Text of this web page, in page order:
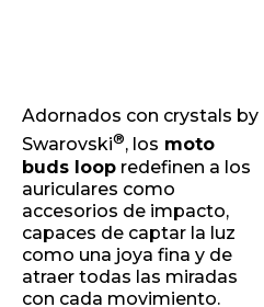
Adornados con crystals by
Swarovski®, los moto
buds loop redefinen a los
auriculares como
accesorios de impacto,
capaces de captar la luz
como una joya fina y de
atraer todas las miradas
con cada movimiento.